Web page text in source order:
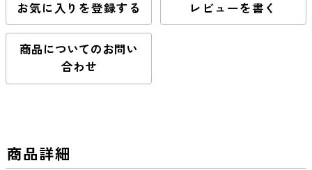
お気に入りを登録する レビューを書く
商品についてのお問い
合わせ
商品詳細